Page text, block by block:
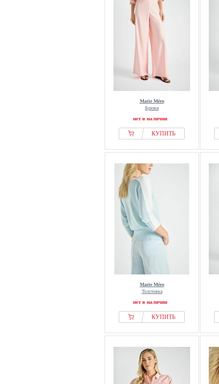
Marie Méro
Брюки
нет в наличии
КУПИТЬ
Marie Méro
Толстовка
нет в наличии
КУПИТЬ